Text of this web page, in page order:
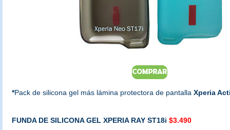
*Pack de silicona gel más lámina protectora de pantalla Xperia
FUNDA DE SILICONA GEL XPERIA RAY ST18i $3.490